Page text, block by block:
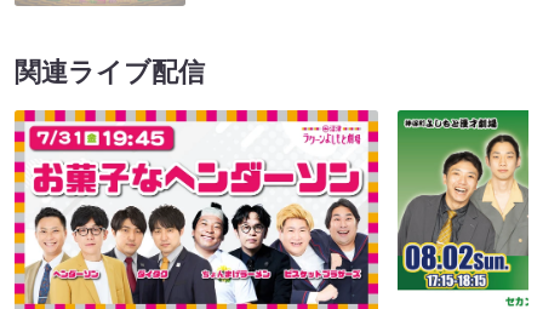
関連ライブ配信